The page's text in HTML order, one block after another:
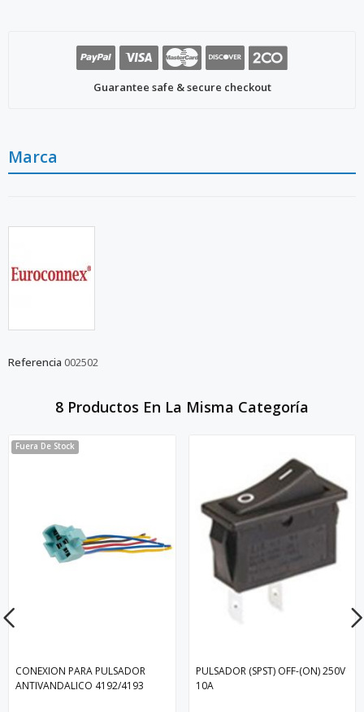
Guarantee safe & secure checkout
Marca
Referencia 002502
8 Productos En La Misma Categoría
Fuera De Stock
CONEXION PARA PULSADOR
ANTIVANDALICO 4192/4193
PULSADOR (SPST) OFF-(ON) 250V
10A